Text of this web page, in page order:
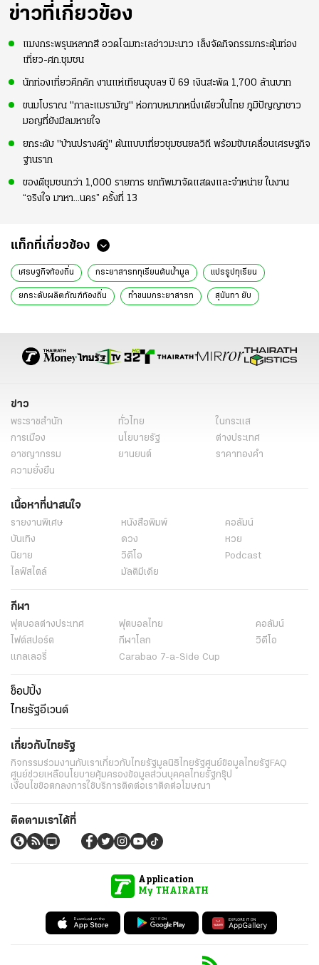
ข่าวที่เกี่ยวข้อง
แมงกระพรุนหลากสี อวดโฉมทะเลอ่าวมะนาว เล็งจัดกิจกรรมกระตุ้นท่อง
เที่ยว-ศก.ชุมชน
นักท่องเที่ยวคึกคัก งานแห่เทียนอุบลฯ ปี 69 เงินสะพัด 1,700 ล้านบาท
ขนมโบราณ "กาละแมรามัญ" ห่อกาบหมากหนึ่งเดียวในไทย ภูมิปัญญาชาว
มอญที่ยังมีลมหายใจ
ยกระดับ "บ้านปรางค์กู่" ต้นแบบเที่ยวชุมชนยลวิถี พร้อมขับเคลื่อนเศรษฐกิจ
ฐานราก
ของดีชุมชนกว่า 1,000 รายการ ยกทัพมาจัดแสดงและจำหน่าย ในงาน
“จริงใจ มาหา...นคร” ครั้งที่ 13
แท็กที่เกี่ยวข้อง
เศรษฐกิจท้องถิ่น กระยาสารททุเรียนต้นน้ำมูล แปรรูปทุเรียน
ยกระดับผลิตภัณฑ์ท้องถิ่น ทำขนมกระยาสารท สุนันทา ยับ
ข่าวทั่วไป
ข่าว
พระราชสำนัก ทั่วไทย
ในกระแส
การเมือง
นโยบายรัฐ
ต่างประเทศ
อาชญากรรม
ยานยนต์
ราคาทองคำ
ความยั่งยืน
เนื้อหาที่น่าสนใจ
รายงานพิเศษ หนังสือพิมพ์
คอลัมน์
บันเทิง
ดวง
หวย
นิยาย
วิดีโอ
Podcast
ไลฟ์สไตล์
มัลติมีเดีย
กีฬา
ฟุตบอลต่่างประเทศ ฟุตบอลไทย
คอลัมน์
ไฟต์สปอร์ต
กีฬาโลก
วิดีโอ
แกลเลอรี่
Carabao 7-a-Side Cup
ช็อปปิ้ง
ไทยรัฐอีเวนต์
เกี่ยวกับไทยรัฐ
กิจกรรมร่วมงานกับเราเกี่ยวกับไทยรัฐมูลนิธิไทยรัฐศูนย์ข้อมูลไทยรัฐFAQ
ศูนย์ช่วยเหลือนโยบายคุ้มครองข้อมูลส่วนบุคคลไทยรัฐกรุ๊ป
เงื่อนไขข้อตกลงการใช้บริการติดต่อเราติดต่อโฆษณา
ติดตามเราได้ที่
Application
My THAIRATH